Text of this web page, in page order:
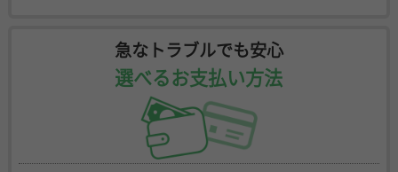
急なトラブルでも安心
選べるお支払い方法